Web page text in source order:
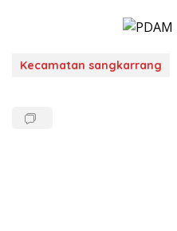
Kecamatan sangkarrang